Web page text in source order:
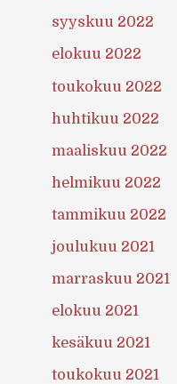
syyskuu 2022
elokuu 2022
toukokuu 2022
huhtikuu 2022
maaliskuu 2022
helmikuu 2022
tammikuu 2022
joulukuu 2021
marraskuu 2021
elokuu 2021
kesäkuu 2021
toukokuu 2021